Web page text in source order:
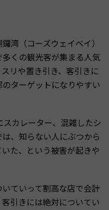
湾（コーズウェイベイ）
くの観光客が集まる人気
リや置き引き、客引きに
ターゲットになりやすい
カレーター、混雑したシ
、知らない人にぶつから
た、という被害が起きや
ていって割高な店で会計
引きには絶対についてい